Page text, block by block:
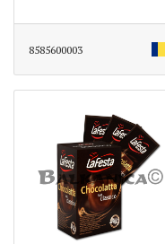
8585600003